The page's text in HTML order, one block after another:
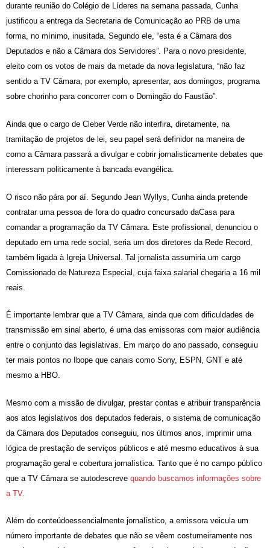
durante reunião do Colégio de Líderes na semana passada, Cunha
justificou a entrega da Secretaria de Comunicação ao PRB de uma
forma, no mínimo, inusitada. Segundo ele, “esta é a Câmara dos
Deputados e não a Câmara dos Servidores”. Para o novo presidente,
eleito com os votos de mais da metade da nova legislatura, “não faz
sentido a TV Câmara, por exemplo, apresentar, aos domingos, programa
sobre chorinho para concorrer com o Domingão do Faustão”.
Ainda que o cargo de Cleber Verde não interfira, diretamente, na
tramitação de projetos de lei, seu papel será definidor na maneira de
como a Câmara passará a divulgar e cobrir jornalisticamente debates que
interessam politicamente à bancada evangélica.
O risco não pára por aí. Segundo Jean Wyllys, Cunha ainda pretende
contratar uma pessoa de fora do quadro concursado daCasa para
comandar a programação da TV Câmara. Este profissional, denunciou o
deputado em uma rede social, seria um dos diretores da Rede Record,
também ligada à Igreja Universal. Tal jornalista assumiria um cargo
Comissionado de Natureza Especial, cuja faixa salarial chegaria a 16 mil
reais.
É importante lembrar que a TV Câmara, ainda que com dificuldades de
transmissão em sinal aberto, é uma das emissoras com maior audiência
entre o conjunto das legislativas. Em março do ano passado, conseguiu
ter mais pontos no Ibope que canais como Sony, ESPN, GNT e até
mesmo a HBO.
Mesmo com a missão de divulgar, prestar contas e atribuir transparência
aos atos legislativos dos deputados federais, o sistema de comunicação
da Câmara dos Deputados conseguiu, nos últimos anos, imprimir uma
lógica de prestação de serviços públicos e até mesmo educativos à sua
programação geral e cobertura jornalística. Tanto que é no campo público
que a TV Câmara se autodescreve quando buscamos informações sobre
a TV.
Além do conteúdoessencialmente jornalístico, a emissora veicula um
número importante de debates que não se vêem costumeiramente nos